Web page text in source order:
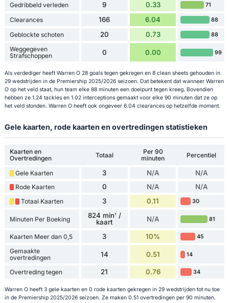
Gedribbeld verleden 9 0.33 71
Clearances 166 6.04 88
Geblockte schoten 20 0.73 88
Weggegeven
Strafschoppen
0 0.00 99
Als verdediger heeft Warren O 28 goals tegen gekregen en 8 clean sheets gehouden in
29 wedstrijden in de Premiership 2025/2026 seizoen. Dat betekent dat wanneer Warren
O op het veld staat, hun team elke 88 minuten een doelpunt tegen kreeg. Bovendien
hebben ze 1.24 tackles en 1.02 interceptions gemaakt voor elke 90 minuten dat ze op
het veld stonden. Warren O heeft ook ongeveer 6.04 clearances op hetzelfde moment.
Gele kaarten, rode kaarten en overtredingen statistieken
Kaarten en
Overtredingen
Totaal
Per 90
minuten
Percentiel
Gele Kaarten 3 N/A N/A
Rode Kaarten 0 N/A N/A
Totaal Kaarten 3 0.11 30
Minuten Per Boeking
824 min' /
kaart
N/A 81
Kaarten Meer dan 0,5 3 10% 45
Gemaakte
overtredingen
14 0.51 14
Overtreding tegen 21 0.76 34
Warren O heeft 3 gele kaarten en 0 rode kaarten gekregen in 29 wedstrijden tot nu toe
in de Premiership 2025/2026 seizoen. Ze maken 0.51 overtredingen per 90 minuten.